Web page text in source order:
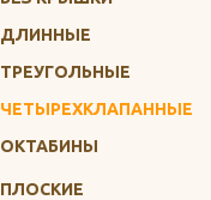
ДЛИННЫЕ
ТРЕУГОЛЬНЫЕ
ЧЕТЫРЕХКЛАПАННЫЕ
ОКТАБИНЫ
ПЛОСКИЕ